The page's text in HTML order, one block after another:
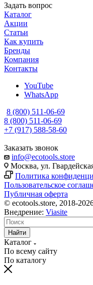
Задать вопрос
Каталог
Акции
Статьи
Как купить
Бренды
Компания
Контакты
YouTube
WhatsApp
8 (800) 511-06-69
8 (800) 511-06-69
+7 (917) 588-58-60
Заказать звонок
info@ecotools.store
Москва, ул.
Политика
Пользовательское
Публичная оферта
© ecotools.store, 2018-
Внедрение: Viasite
Найти
Каталог
По всему сайту
По каталогу